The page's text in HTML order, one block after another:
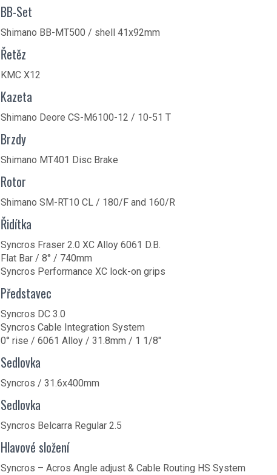
BB-Set
Shimano BB-MT500 / shell 41x92mm
Řetěz
KMC X12
Kazeta
Shimano Deore CS-M6100-12 / 10-51 T
Brzdy
Shimano MT401 Disc Brake
Rotor
Shimano SM-RT10 CL / 180/F and 160/R
Řidítka
Syncros Fraser 2.0 XC Alloy 6061 D.B.
Flat Bar / 8° / 740mm
Syncros Performance XC lock-on grips
Představec
Syncros DC 3.0
Syncros Cable Integration System
0° rise / 6061 Alloy / 31.8mm / 1 1/8″
Sedlovka
Syncros / 31.6x400mm
Sedlovka
Syncros Belcarra Regular 2.5
Hlavové složení
Syncros – Acros Angle adjust & Cable Routing HS System